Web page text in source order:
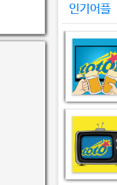
인기어플